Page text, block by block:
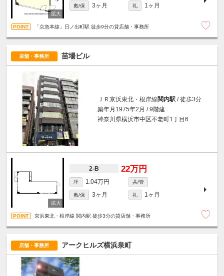
敷/保 3ヶ月 礼 1ヶ月
「京急本線」日ノ出町駅 徒歩9分の貸店舗・事務所
店舗・事務所 苗場ビル
ＪＲ京浜東北・根岸線関内駅 / 徒歩3分
築年月1975年2月 / 9階建
神奈川県横浜市中区不老町1丁目6
2-B 22万円
坪 1.04万円 共/管
敷/保 3ヶ月 礼 1ヶ月
京浜東北・根岸線 関内駅 徒歩3分の貸店舗・事務所
店舗・事務所 アークヒルズ横浜泉町